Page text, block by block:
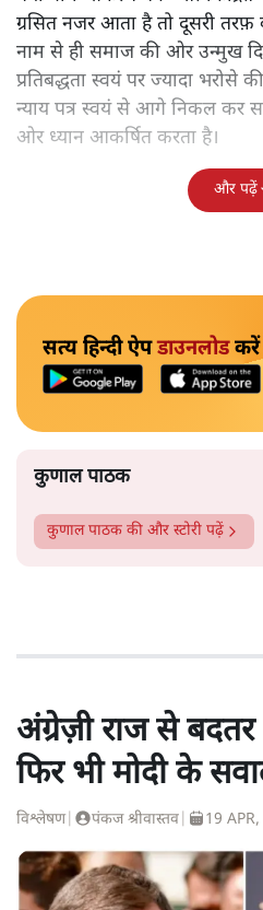
ग्रसित नजर आता है तो दूसरी तरफ़
नाम से ही समाज की ओर उन्मुख
प्रतिबद्धता स्वयं पर ज्यादा
न्याय पत्र स्वयं से आगे निकल कर
ओर ध्यान आकर्षित करता है।
और पढ़ें
सत्य हिन्दी ऐपडाउनलोडकरें
कुणाल पाठक
कुणाल पाठक की और स्टोरी पढ़ें
अंग्रेज़ी राज से
फिर भी मोदी के
विश्लेषण| पंकज श्रीवास्तव 19